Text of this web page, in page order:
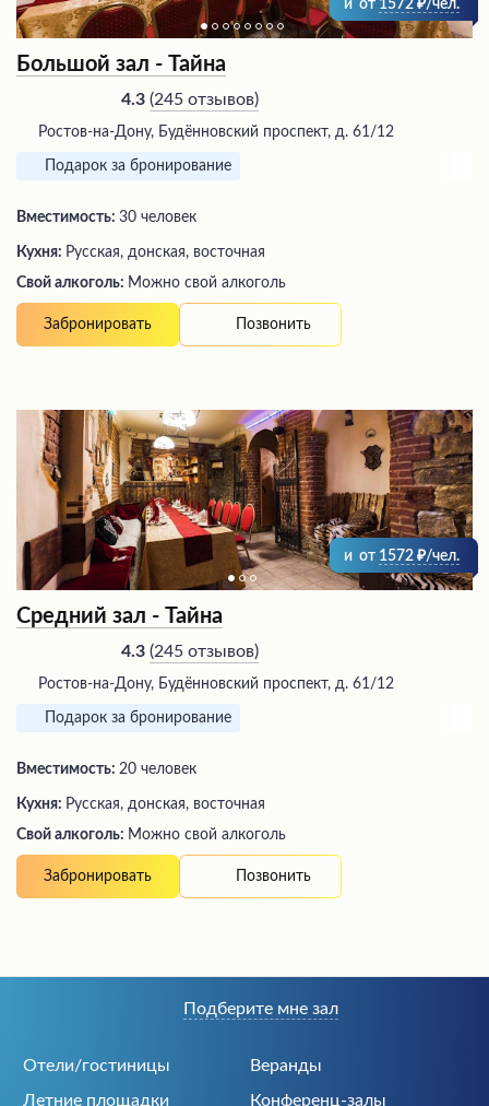
и от 1572 /чел.
Большой зал - Тайна
4.3 (245 отзывов)
Ростов-на-Дону, Будённовский проспект, д. 61/12
Подарок за бронирование
Вместимость: 30 человек
Кухня: Русская, донская, восточная
Свой алкоголь: Можно свой алкоголь
Забронировать Позвонить
и от 1572 /чел.
Средний зал - Тайна
4.3 (245 отзывов)
Ростов-на-Дону, Будённовский проспект, д. 61/12
Подарок за бронирование
Вместимость: 20 человек
Кухня: Русская, донская, восточная
Свой алкоголь: Можно свой алкоголь
Забронировать Позвонить
Отели/гостиницы
Веранды
Летние площадки
Конференц-залы
Подберите мне зал